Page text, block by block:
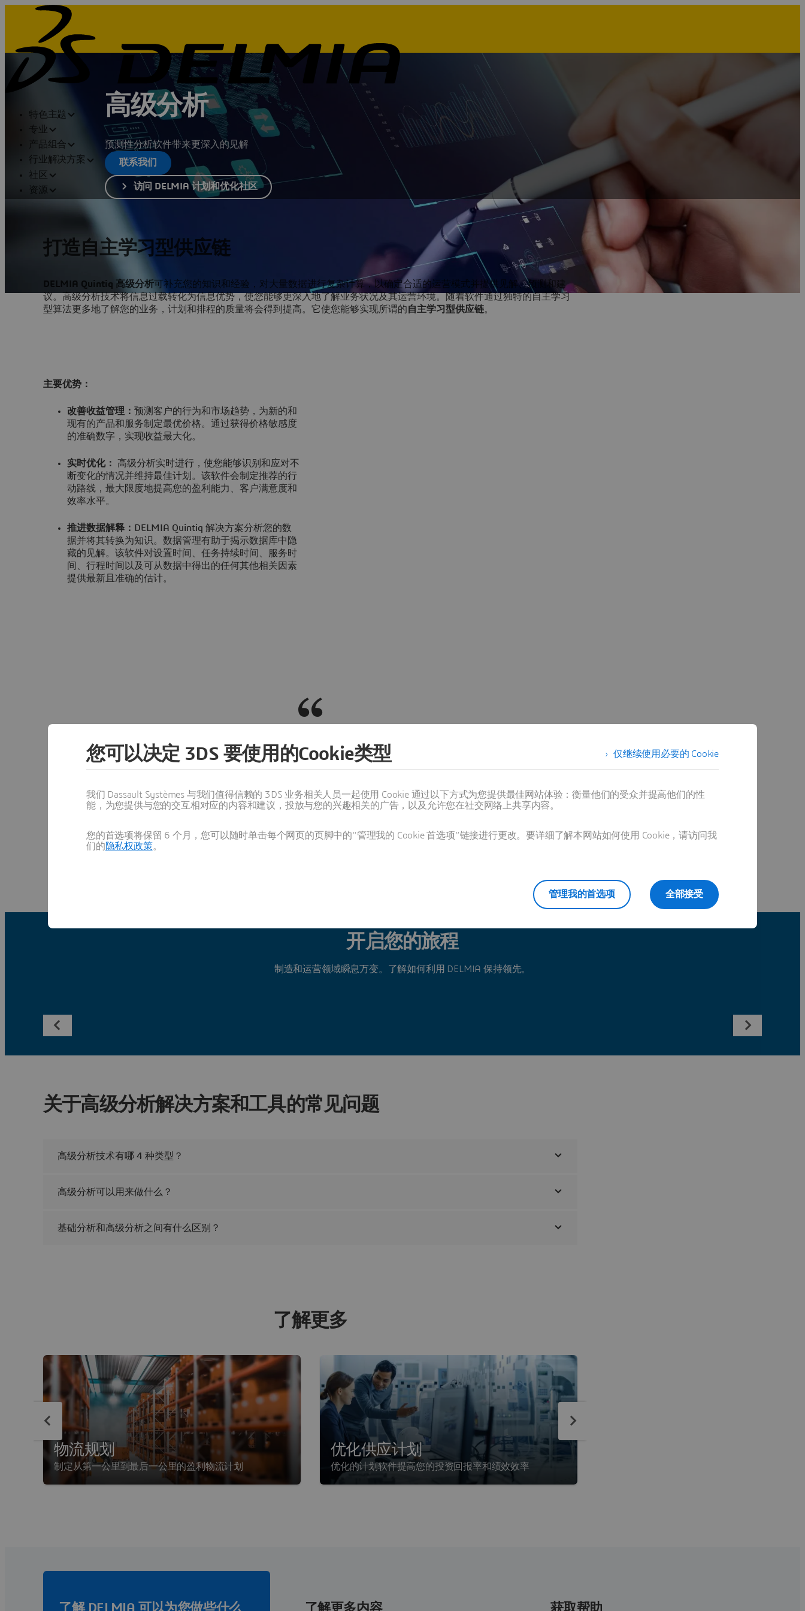
特色主题
专业
产品组合
行业解决方案
社区
资源
高级分析
预测性分析软件带来更深入的见解
联系我们
访问 DELMIA 计划和优化社区
打造自主学习型供应链
DELMIA Quintiq 高级分析可补充您的知识和经验，对大量数据进行复杂计算，以确定合适的运营模式并提供见解、预测和建
议。高级分析技术将信息过载转化为信息优势，使您能够更深入地了解业务状况及其运营环境。随着软件通过独特的自主学习
型算法更多地了解您的业务，计划和排程的质量将会得到提高。它使您能够实现所谓的 自主学习型供应链。
主要优势：
改善收益管理： 预测客户的行为和市场趋势，为新的和
现有的产品和服务制定最优价格。通过获得价格敏感度
的准确数字，实现收益最大化。
实时优化：
高级分析实时进行，使您能够识别和应对不
断变化的情况并维持最佳计划。该软件会制定推荐的行
动路线，最大限度地提高您的盈利能力、客户满意度和
效率水平。
推进数据解释： DELMIA Quintiq 解决方案分析您的数
据并将其转换为知识。数据管理有助于揭示数据库中隐
藏的见解。该软件对设置时间、任务持续时间、服务时
间、行程时间以及可从数据中得出的任何其他相关因素
提供最新且准确的估计。
除了软件的灵活性之外，DELMIA Quintiq 业务顾问还为我们提供了切实可行的建
议、先进的数学解决方案，并一直向我们提出挑战。这是 DELMIA Quintiq 系统成
功实施的关键。
AkzoNobel Powder Coatings 卓越运营经理
开启您的旅程
制造和运营领域瞬息万变。了解如何利用 DELMIA 保持领先。
关于高级分析解决方案和工具的常见问题
高级分析技术有哪 4 种类型？
高级分析可以用来做什么？
基础分析和高级分析之间有什么区别？
了解更多
物流规划
制定从第一公里到最后一公里的盈利物流计划
优化供应计划
优化的计划软件提高您的投资回报率和绩效效率
了解 DELMIA 可以为您做些什么 了解更多内容 获取帮助
仅继续使用必要的 Cookie
您可以决定 3DS 要使用的Cookie类型
我们 Dassault Systèmes 与我们值得信赖的 3DS 业务相关人员一起使用 Cookie 通过以下方式为您提供最佳网站体验：衡量他们的受众并提高他们的性
能，为您提供与您的交互相对应的内容和建议，投放与您的兴趣相关的广告，以及允许您在社交网络上共享内容。
您的首选项将保留 6 个月，您可以随时单击每个网页的页脚中的“管理我的 Cookie 首选项”链接进行更改。要详细了解本网站如何使用 Cookie，请访问我
们的隐私权政策。
全部接受
管理我的首选项